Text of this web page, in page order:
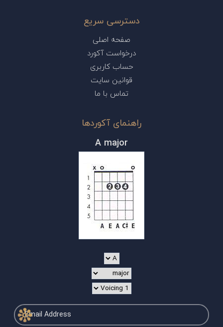
دسترسی سریع
صفحه اصلی
درخواست آکورد
حساب کاربری
قوانین سایت
تماس با ما
راهنمای آکوردها
A major